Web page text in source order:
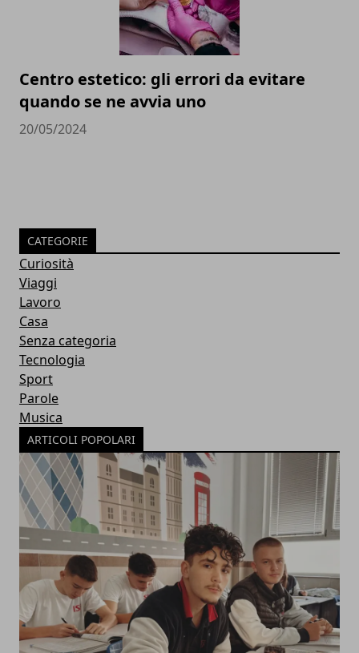
Centro estetico: gli errori da evitare
quando se ne avvia uno
20/05/2024
CATEGORIE
Curiosità
Viaggi
Lavoro
Casa
Senza categoria
Tecnologia
Sport
Parole
Musica
ARTICOLI POPOLARI